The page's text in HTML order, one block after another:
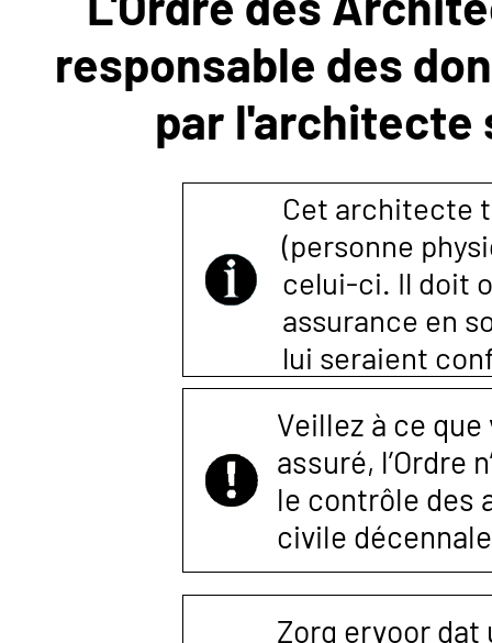
NOUS
CONTACTER
responsable des
par l'architecte
Cet architecte
(personne
celui-ci. Il doit
assurance en
lui seraient
Veillez à ce
assuré, l’Ordre
le contrôle des
civile
Zorg ervoor